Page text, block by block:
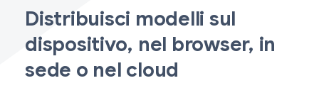
Distribuisci modelli sul
dispositivo, nel browser, in
sede o nel cloud